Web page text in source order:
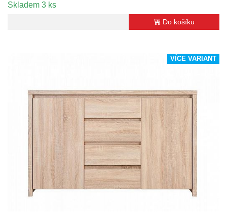
Skladem 3 ks
Do košíku
VÍCE VARIANT